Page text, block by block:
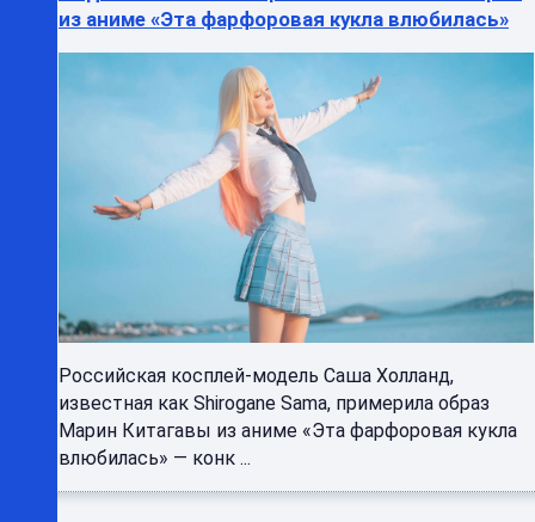
из аниме «Эта фарфоровая кукла влюбилась»
Российская косплей-модель Саша Холланд,
известная как Shirogane Sama, примерила образ
Марин Китагавы из аниме «Эта фарфоровая кукла
влюбилась» — конк ...